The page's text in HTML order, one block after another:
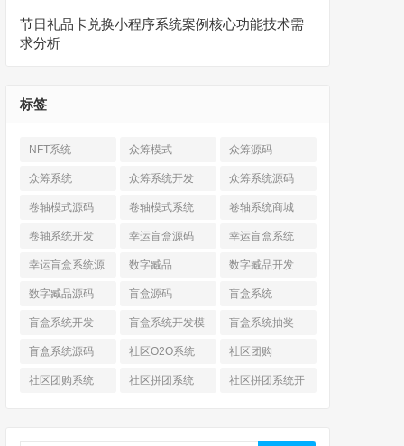
节日礼品卡兑换小程序系统案例核心功能技术需
求分析
标签
NFT系统 众筹模式 众筹源码
众筹系统 众筹系统开发 众筹系统源码
卷轴模式源码 卷轴模式系统 卷轴系统商城
卷轴系统开发 幸运盲盒源码 幸运盲盒系统
幸运盲盒系统源
码
数字臧品 数字臧品开发
数字臧品源码 盲盒源码 盲盒系统
盲盒系统开发
盲盒系统开发模
式
盲盒系统抽奖
盲盒系统源码 社区O2O系统 社区团购
社区团购系统 社区拼团系统
社区拼团系统开